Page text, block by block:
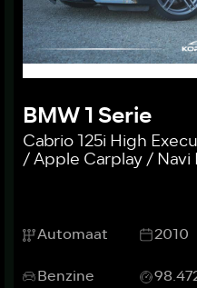
BMW 1 Serie
Cabrio 125i High
/ Apple Carplay / Navi
Automaat
2010
Benzine